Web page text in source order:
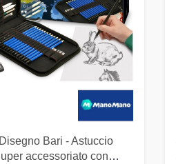
Bari - Astuccio
accessoriato con